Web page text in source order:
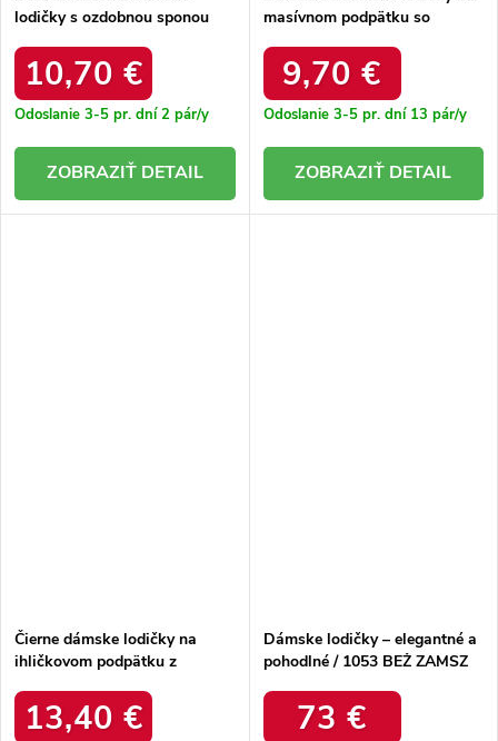
lodičky s ozdobnou sponou
10,70 €
Odoslanie 3-5 pr. dní2 pár/y
DETAIL
masívnom podpätku so
H22-186 SILVER
9,70 €
Odoslanie 3-5 pr. dní 13 pár/y
DETAIL
Čierne dámske lodičky na
ihličkovom podpätku z
H10065 BLACK
13,40 €
Dámske lodičky – elegantné a
pohodlné / 1053 BEŻ ZAMSZ
73 €